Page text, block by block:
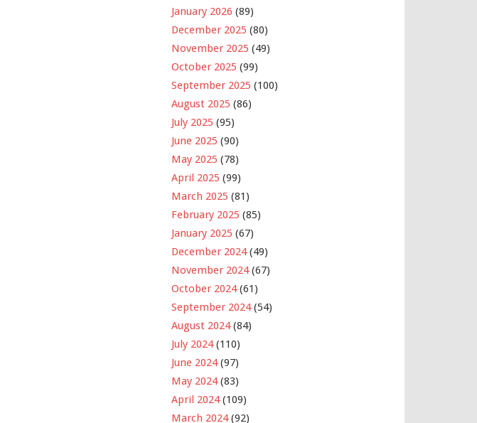
January 2026 (89)
December 2025 (80)
November 2025 (49)
October 2025 (99)
September 2025 (100)
August 2025 (86)
July 2025 (95)
June 2025 (90)
May 2025 (78)
April 2025 (99)
March 2025 (81)
February 2025 (85)
January 2025 (67)
December 2024(49)
November 2024(67)
October 2024(61)
September 2024(54)
August 2024(84)
July 2024(110)
June 2024(97)
May 2024(83)
April 2024(109)
March 2024(92)